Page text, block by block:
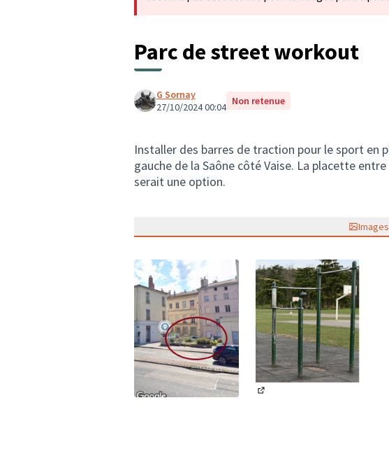
Parc de street workout
G Sornay
27/10/2024 00:04 Non retenue
Installer des barres de traction pour le sport en
gauche de la Saône côté Vaise. La placette
serait une option.
Images